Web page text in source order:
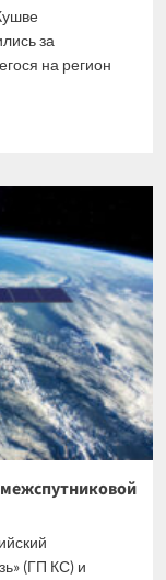
за
на регион
(ГП КС) и